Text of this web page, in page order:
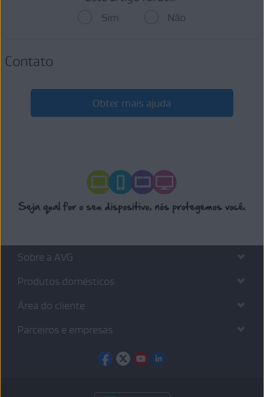
Sim Não
Contato
Obter mais ajuda
Sobre a AVG
Produtos domésticos
Área do cliente
Parceiros e empresas